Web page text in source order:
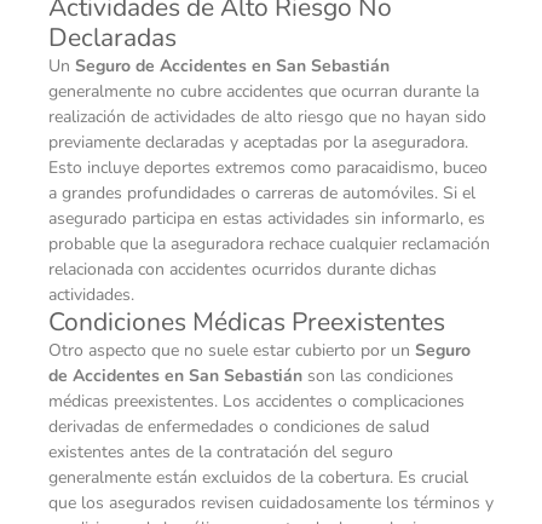
Actividades de Alto Riesgo No
Declaradas
Un Seguro de Accidentes en San Sebastián
generalmente no cubre accidentes que ocurran durante la
realización de actividades de alto riesgo que no hayan sido
previamente declaradas y aceptadas por la aseguradora.
Esto incluye deportes extremos como paracaidismo, buceo
a grandes profundidades o carreras de automóviles. Si el
asegurado participa en estas actividades sin informarlo, es
probable que la aseguradora rechace cualquier reclamación
relacionada con accidentes ocurridos durante dichas
actividades.
Condiciones Médicas Preexistentes
Otro aspecto que no suele estar cubierto por un Seguro
de Accidentes en San Sebastián son las condiciones
médicas preexistentes. Los accidentes o complicaciones
derivadas de enfermedades o condiciones de salud
existentes antes de la contratación del seguro
generalmente están excluidos de la cobertura. Es crucial
que los asegurados revisen cuidadosamente los términos y